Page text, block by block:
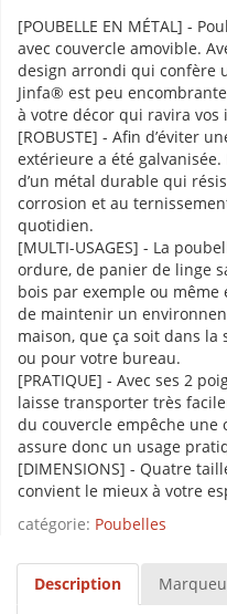
[POUBELLE EN MÉTAL] -
avec couvercle amovible.
design arrondi qui confère
Jinfa® est peu
à votre décor qui ravira vos
[ROBUSTE] - Afin d’éviter
extérieure a été
d’un métal durable qui
corrosion et au
quotidien.
[MULTI-USAGES] - La
ordure, de panier de linge
bois par exemple ou
de maintenir un
maison, que ça soit dans
ou pour votre bureau.
[PRATIQUE] - Avec ses 2
laisse transporter très
du couvercle empêche une
assure donc un usage
[DIMENSIONS] - Quatre
convient le mieux à votre
catégorie: Poubelles
Description